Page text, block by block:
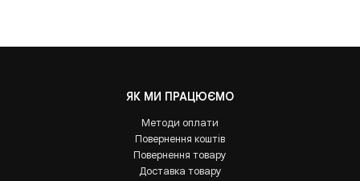
ЯК МИ ПРАЦЮЄМО
Методи оплати
Повернення коштів
Повернення товару
Доставка товару